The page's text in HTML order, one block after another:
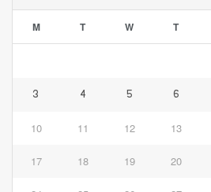
M T W T
3 4 5 6
10 11 12 13
17 18 19 20